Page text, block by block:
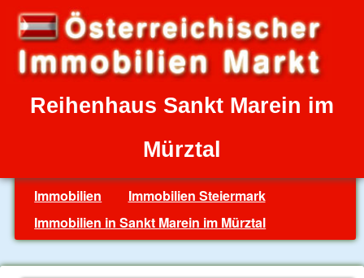
Reihenhaus Sankt Marein im
Mürztal
Immobilien
Immobilien Steiermark
Immobilien in Sankt Marein im Mürztal